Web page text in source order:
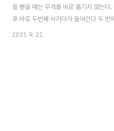
을 뻗을 때는 무게를 바로 옮기지 않는다
후 바로 두번째 사까다가 들어간다 두 번
축에 가깝게 들어간다. (팔로워의 안쪽 허
후 프론트 오쵸 마무리 마지막 사까다
2021. 9. 22.